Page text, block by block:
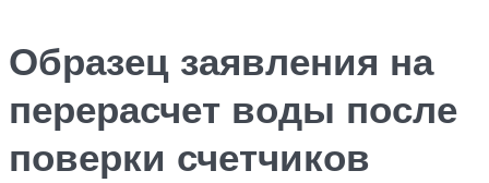
Образец заявления на
перерасчет воды после
поверки счетчиков